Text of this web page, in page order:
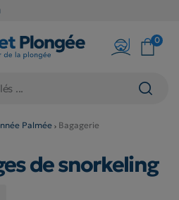
0
Palmée Bagagerie
de snorkeling